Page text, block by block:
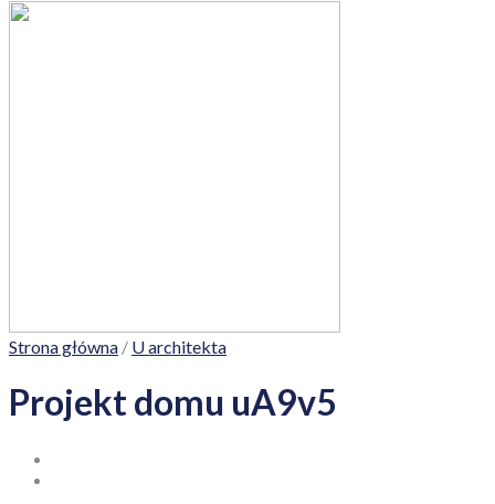
Strona główna / U architekta
Projekt domu uA9v5